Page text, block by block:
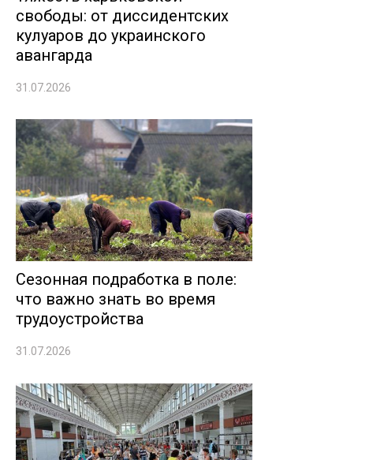
свободы: от диссидентских
кулуаров до украинского
авангарда
31.07.2026
Сезонная подработка в поле:
что важно знать во время
трудоустройства
31.07.2026